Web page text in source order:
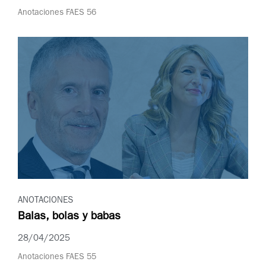
Anotaciones FAES 56
ANOTACIONES
Balas, bolas y babas
28/04/2025
Anotaciones FAES 55